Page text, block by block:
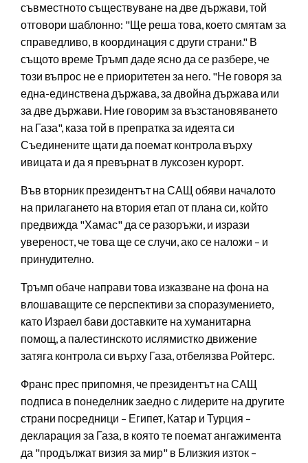
съвместното съществуване на две държави, той
отговори шаблонно: "Ще реша това, което смятам за
справедливо, в координация с други страни." В
същото време Тръмп даде ясно да се разбере, че
този въпрос не е приоритетен за него. "Не говоря за
една-единствена държава, за двойна държава или
за две държави. Ние говорим за възстановяването
на Газа", каза той в препратка за идеята си
Съединените щати да поемат контрола върху
ивицата и да я превърнат в луксозен курорт.
Във вторник президентът на САЩ обяви началото
на прилагането на втория етап от плана си, който
предвижда "Хамас" да се разоръжи, и изрази
увереност, че това ще се случи, ако се наложи – и
принудително.
Тръмп обаче направи това изказване на фона на
влошаващите се перспективи за споразумението,
като Израел бави доставките на хуманитарна
помощ, а палестинското ислямистко движение
затяга контрола си върху Газа, отбелязва Ройтерс.
Франс прес припомня, че президентът на САЩ
подписа в понеделник заедно с лидерите на другите
страни посредници – Египет, Катар и Турция –
декларация за Газа, в която те поемат ангажимента
да "продължат визия за мир" в Близкия изток –